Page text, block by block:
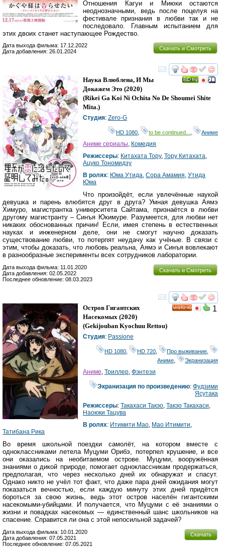
Отношения Кагуи и Миюки остаются
неоднозначными, ведь после поцелуя на
фестивале признания в любви так и не
последовало. Главным испытанием для
этих двоих станет наступающее Рождество.
Скачать и Смотреть
Дата выхода фильма: 17.12.2022
Дата добавления: 26.01.2024
смотреть
Наука Влюблена, И Мы
Докажем Это (2020)
(Rikei Ga Koi Ni Ochita No De Shoumei Shite
Mita.)
Студия: Zero-G
HD 1080, to be continued..., Аниме
Аниме сериалы, Комедия
Режиссеры: Китахата Тору, Тору Китахата,
Ацуко Тономидзу
В ролях: Юма Утида, Сора Амамия, Утида
Юма
Что произойдёт, если увлечённые наукой
девушка и парень влюбятся друг в друга? Умная девушка Аямэ
Химуро, магистрантка университета Сайтама, признаётся в любви
другому магистранту – Синъя Юкимуре. Разумеется, для любви нет
никаких обоснованных причин! Если, имея степень в естественных
науках и инженерном деле, они не смогут научно доказать
существование любви, то потерпят неудачу как учёные. В связи с
этим, чтобы доказать, что любовь реальна, Аямэ и Синъя вовлекают
в разнообразные эксперименты всех сотрудников лаборатории.
Скачать и Смотреть
Дата выхода фильма: 11.01.2020
Дата добавления: 02.05.2022
Последнее обновление: 08.03.2023
смотреть
1
Остров Гигантских
Насекомых (2020)
(Gekijouban Kyochuu Rettou)
Студия: Passione
HD 1080 HD 720 Про выживание
Аниме
Экранизация
Аниме, Триллер, Фэнтези
Экранизация по произведению:Фудзими
Ясутака
Режиссеры: Такахаси Такэо, Такэо Такахаси,
Наоюки Тацува
В ролях: Итимити Мао, Мао Итимити,
Татибана Рика
Во время школьной поездки самолёт, на котором вместе с
одноклассниками летела Муцуми Орибэ, потерпел крушение, и все
они оказались на необитаемом острове. Муцуми, вооружённая
знаниями о дикой природе, помогает одноклассникам продержаться,
предполагая, что через несколько дней их обнаружат и спасут.
Однако никто не учёл тот факт, что даже пара дней ожидания могут
показаться вечностью, если каждую минуту этих дней придётся
бороться за свою жизнь, ведь этот остров населён гигантскими
насекомыми-убийцами. И получается, что Муцуми с её знаниями о
жизни и повадках насекомых — единственный шанс школьников на
спасение. Справится ли она с этой непосильной задачей?
Скачать
Дата выхода фильма: 10.01.2020
Дата добавления: 07.05.2021
Последнее обновление: 07.05.2021